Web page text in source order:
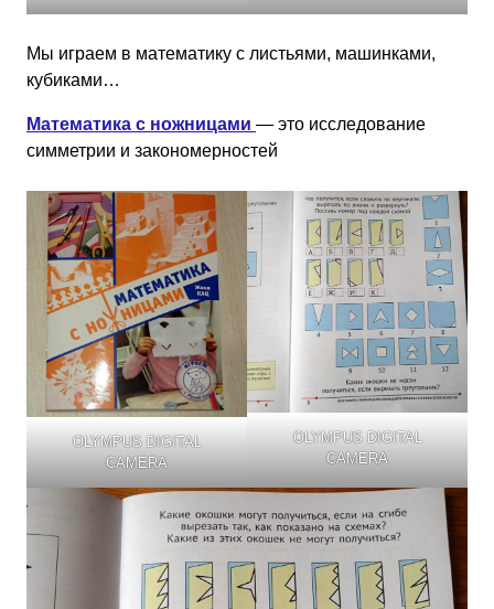
Мы играем в математику с листьями, машинками,
кубиками…
Математика с ножницами — это исследование
симметрии и закономерностей
OLYMPUS DIGITAL
CAMERA
OLYMPUS DIGITAL
CAMERA